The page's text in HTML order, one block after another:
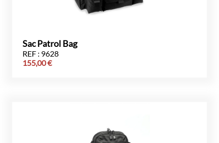
Sac Patrol Bag
REF : 9628
155,00€